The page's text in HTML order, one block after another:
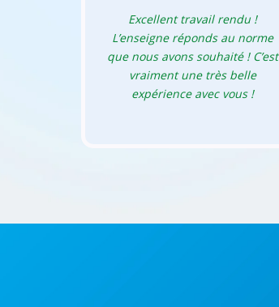
Excellent travail rendu !
L’enseigne réponds au norme
que nous avons souhaité ! C’est
vraiment une très belle
expérience avec vous !